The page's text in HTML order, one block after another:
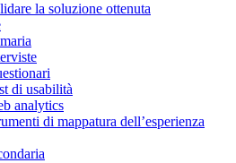
la soluzione ottenuta
di usabilità
analytics
di mappatura dell’esperienza